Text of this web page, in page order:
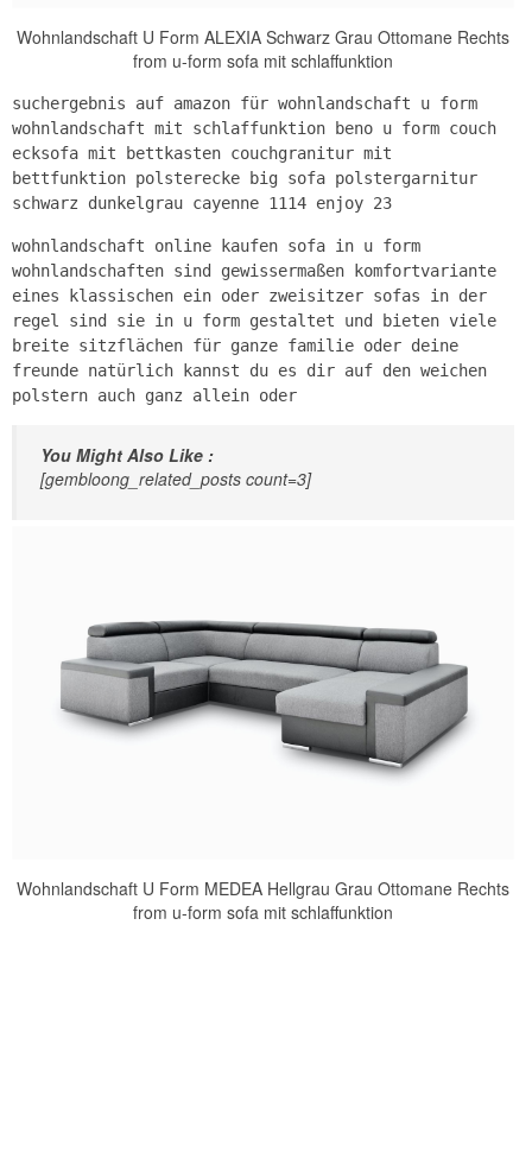
Wohnlandschaft U Form ALEXIA Schwarz Grau Ottomane Rechts
from u-form sofa mit schlaffunktion
suchergebnis auf amazon für wohnlandschaft u form
wohnlandschaft mit schlaffunktion beno u form couch
ecksofa mit bettkasten couchgranitur mit
bettfunktion polsterecke big sofa polstergarnitur
schwarz dunkelgrau cayenne 1114 enjoy 23
wohnlandschaft online kaufen sofa in u form
wohnlandschaften sind gewissermaßen komfortvariante
eines klassischen ein oder zweisitzer sofas in der
regel sind sie in u form gestaltet und bieten viele
breite sitzflächen für ganze familie oder deine
freunde natürlich kannst du es dir auf den weichen
polstern auch ganz allein oder
You Might Also Like :
[gembloong_related_posts count=3]
Wohnlandschaft U Form MEDEA Hellgrau Grau Ottomane Rechts
from u-form sofa mit schlaffunktion